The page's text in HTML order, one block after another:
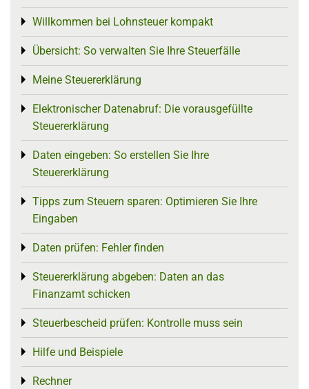
Willkommen bei Lohnsteuer kompakt
Toggle menu
Übersicht: So verwalten Sie Ihre Steuerfälle
Toggle menu
Meine Steuererklärung
Toggle menu
Elektronischer Datenabruf: Die vorausgefüllte
Steuererklärung
Toggle menu
Daten eingeben: So erstellen Sie Ihre
Steuererklärung
Toggle menu
Tipps zum Steuern sparen: Optimieren Sie Ihre
Eingaben
Toggle menu
Daten prüfen: Fehler finden
Toggle menu
Steuererklärung abgeben: Daten an das
Finanzamt schicken
Toggle menu
Steuerbescheid prüfen: Kontrolle muss sein
Toggle menu
Hilfe und Beispiele
Toggle menu
Rechner
Toggle menu